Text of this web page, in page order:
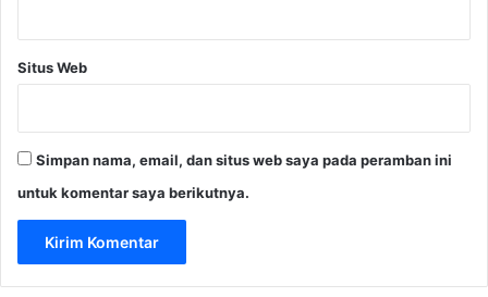
Situs Web
Simpan nama, email, dan situs web saya pada peramban ini
untuk komentar saya berikutnya.